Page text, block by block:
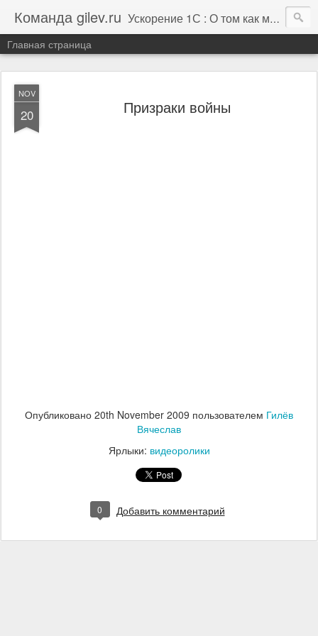
Команда gilev.ru Ускорение 1С : О том как мы это делаем. И не только про это.
Главная страница
NOV
20 Призраки войны
Опубликовано 20th November 2009 пользователем Гилёв
Вячеслав
Ярлыки: видеоролики
0 Добавить комментарий